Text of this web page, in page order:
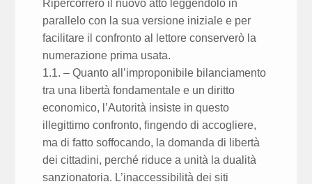
Ripercorrerò il nuovo atto leggendolo in
parallelo con la sua versione iniziale e per
facilitare il confronto al lettore conserverò la
numerazione prima usata.
1.1. – Quanto all’improponibile bilanciamento
tra una libertà fondamentale e un diritto
economico, l’Autorità insiste in questo
illegittimo confronto, fingendo di accogliere,
ma di fatto soffocando, la domanda di libertà
dei cittadini, perché riduce a unità la dualità
sanzionatoria. L’inaccessibilità dei siti